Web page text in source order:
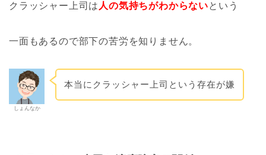
クラッシャー上司は 人の気持ちがわからないという
一面もあるので部下の苦労を知りません。
しょんなか
本当にクラッシャー上司という存在が嫌